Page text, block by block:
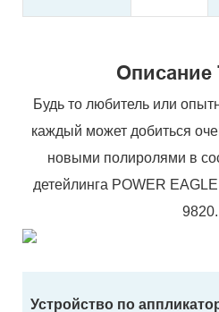
Описание
Будь то любитель или
каждый может добиться
новыми полиролями в
детейлинга POWER
9820.
Устройство по